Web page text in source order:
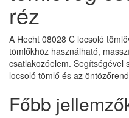
réz
A Hecht 08028 C locsoló
tömlőkhöz használható,
csatlakozóelem. Segítségével
locsoló tömlő és az
Főbb